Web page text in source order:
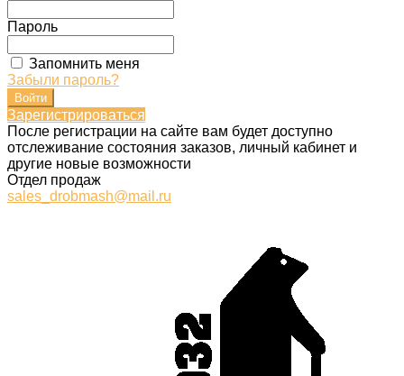
Пароль
Запомнить меня
Забыли пароль?
Зарегистрироваться
После регистрации на сайте вам будет доступно
отслеживание состояния заказов, личный кабинет и
другие новые возможности
Отдел продаж
sales_drobmash@mail.ru